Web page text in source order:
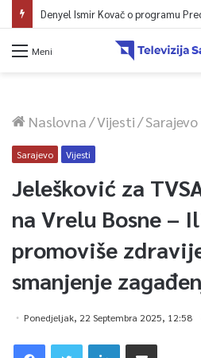
Meni
Naslovna/Vijesti/Sarajevo
Sarajevo Vijesti
Jelešković za
na Vrelu Bosne –
promoviše
smanjenje
Ponedjeljak, 22 Septembra 2025, 12:58